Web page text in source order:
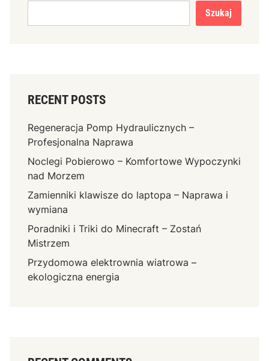
Szukaj
RECENT POSTS
Regeneracja Pomp Hydraulicznych –
Profesjonalna Naprawa
Noclegi Pobierowo – Komfortowe Wypoczynki
nad Morzem
Zamienniki klawisze do laptopa – Naprawa i
wymiana
Poradniki i Triki do Minecraft – Zostań
Mistrzem
Przydomowa elektrownia wiatrowa –
ekologiczna energia